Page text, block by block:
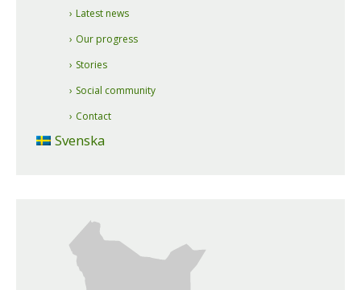
Latest news
Our progress
Stories
Social community
Contact
Svenska